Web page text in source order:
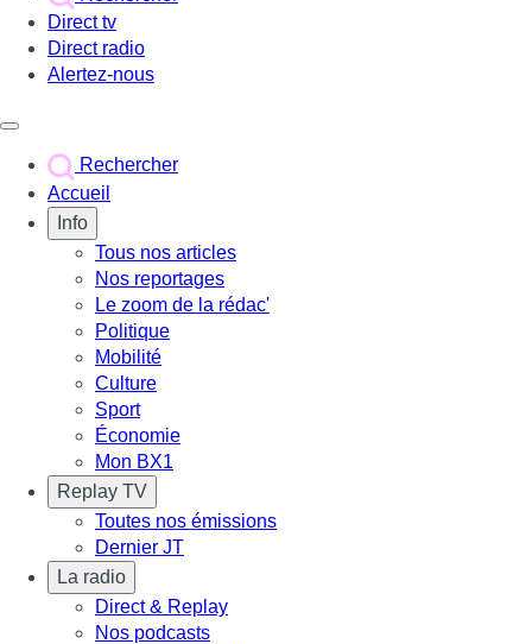
Direct tv
Direct radio
Alertez-nous
Rechercher
Accueil
Info
Tous nos articles
Nos reportages
Le zoom de la rédac'
Politique
Mobilité
Culture
Sport
Économie
Mon BX1
Replay TV
Toutes nos émissions
Dernier JT
La radio
Direct & Replay
Nos podcasts